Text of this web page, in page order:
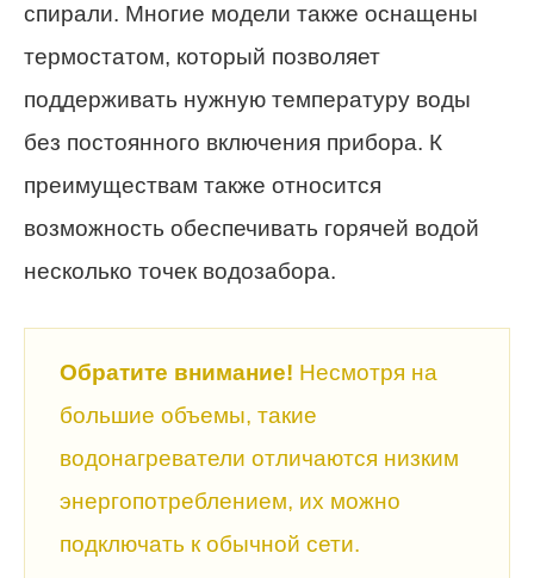
спирали. Многие модели также оснащены
термостатом, который позволяет
поддерживать нужную температуру воды
без постоянного включения прибора. К
преимуществам также относится
возможность обеспечивать горячей водой
несколько точек водозабора.
Обратите внимание! Несмотря на
большие объемы, такие
водонагреватели отличаются низким
энергопотреблением, их можно
подключать к обычной сети.